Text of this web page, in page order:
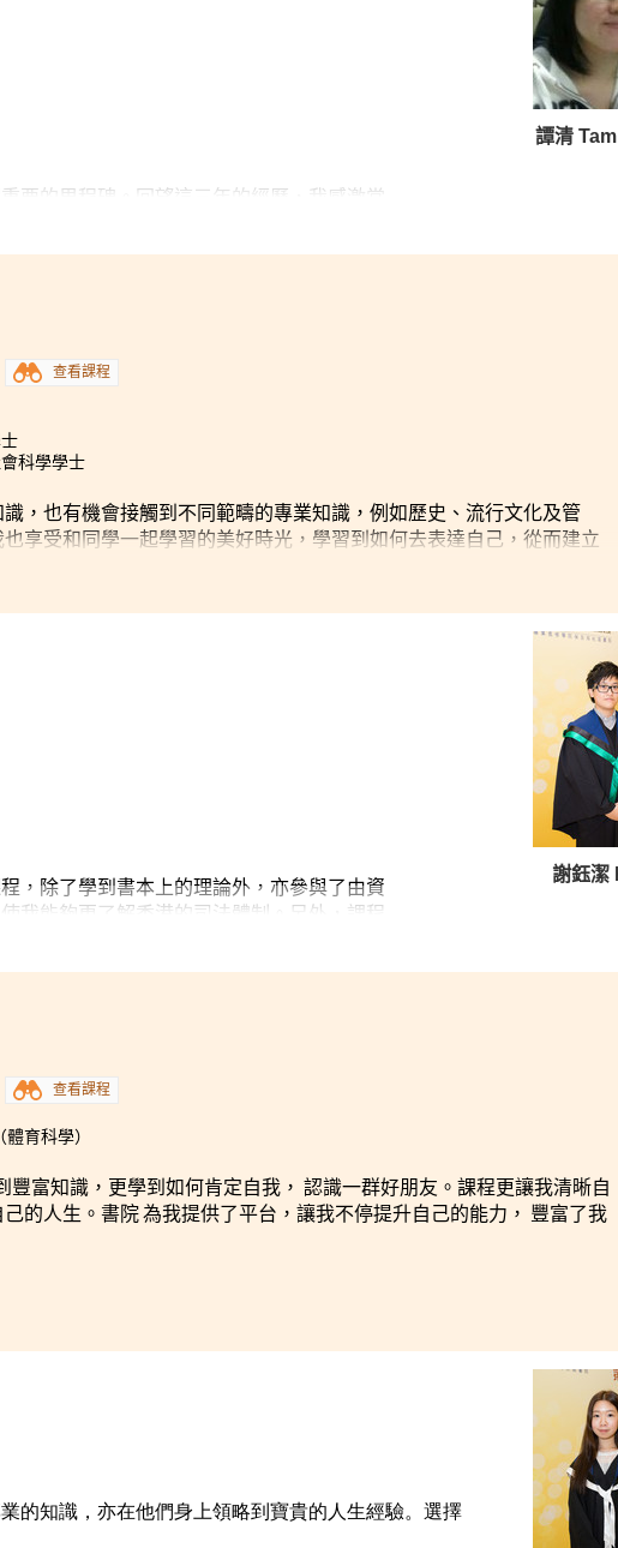
譚清
要的里程碑。回望這三年的經歷，我感激當
因為這裡的環境和學習模式都和中學的有
力，對我來說無疑是一種考驗，但可為將來
各式各樣的課外活動、交流團和實習。我
認識，更重要的是從中了解自己，也有機
查看課程
科學學士
，也有機會接觸到不同範疇的專業知識，例如歷史、流行文化及管
享受和同學一起學習的美好時光，學習到如何去表達自己，從而建立
供了許多互動及有趣的學習經驗，由於修讀異常心理學的關係，我們
親身和精神病康復者交流。去年暑假，參加書院的北京交流團，有機
的老人家參與。
謝鈺潔
，除了學到書本上的理論外，亦參與了由資
我能夠更了解香港的司法體制。另外，課程
讓我接觸到更廣闊的學術世界，確立升讀
查看課程
育科學）
豐富知識，更學到如何肯定自我， 認識一群好朋友。課程更讓我清晰自
的人生。書院 為我提供了平台，讓我不停提升自己的能力， 豐富了我
的知識，亦在他們身上領略到寶貴的人生經驗。選擇